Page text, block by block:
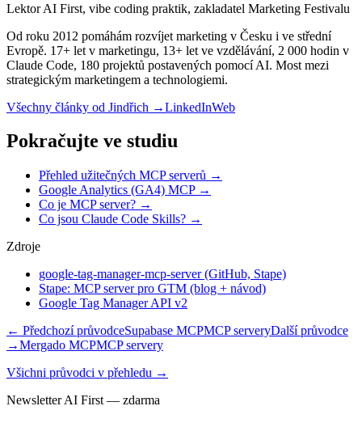
Lektor AI First, vibe coding praktik, zakladatel Marketing Festivalu
Od roku 2012 pomáhám rozvíjet marketing v Česku i ve střední
Evropě. 17+ let v marketingu, 13+ let ve vzdělávání, 2 000 hodin v
Claude Code, 180 projektů postavených pomocí AI. Most mezi
strategickým marketingem a technologiemi.
Všechny články od Jindřich →LinkedInWeb
Pokračujte ve studiu
Přehled užitečných MCP serverů →
Google Analytics (GA4) MCP→
Co je MCP server? →
Co jsou Claude Code Skills? →
Zdroje
google-tag-manager-mcp-server (GitHub, Stape)
Stape: MCP server pro GTM (blog + návod)
Google Tag Manager API v2
← Předchozí průvodceSupabase MCPMCP serveryDalší průvodce
→Mergado MCPMCP servery
Všichni průvodci v přehledu →
Newsletter AI First — zdarma